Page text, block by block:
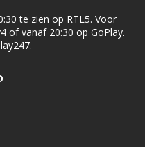
te zien op RTL5. Voor
of vanaf 20:30 op GoPlay.